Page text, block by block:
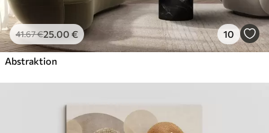
41.67€25.00 € 10
Abstraktion